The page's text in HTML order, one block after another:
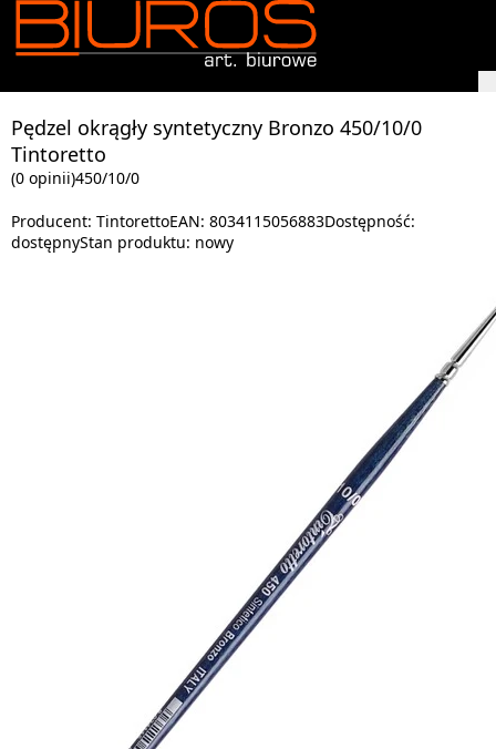
Pędzel okrągły syntetyczny Bronzo 450/10/0
Tintoretto
(0 opinii)450/10/0
Producent: TintorettoEAN: 8034115056883Dostępność:
dostępnyStan produktu: nowy